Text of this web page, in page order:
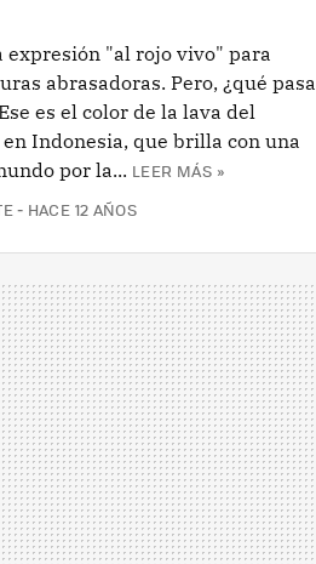
expresión "al rojo vivo" para
abrasadoras. Pero, ¿qué pasa
es el color de la lava del
Indonesia, que brilla con una
por la... LEER MÁS »
HACE 12 AÑOS